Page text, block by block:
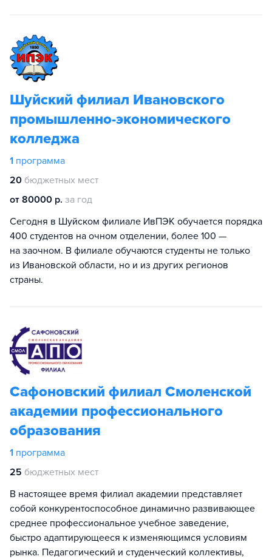
Шуйский филиал Ивановского
промышленно-экономического
колледжа
1 программа
20 бюджетных мест
от 80000 р. за год
Сегодня в Шуйском филиале ИвПЭК обучается порядка
400 студентов на очном отделении, более 100 —
на заочном. В филиале обучаются студенты не только
из Ивановской области, но и из других регионов
страны.
Сафоновский филиал Смоленской
академии профессионального
образования
1 программа
25 бюджетных мест
В настоящее время филиал академии представляет
собой конкурентоспособное динамично развивающее
среднее профессиональное учебное заведение,
быстро адаптирующееся к изменяющимся условиям
рынка. Педагогический и студенческий коллективы,